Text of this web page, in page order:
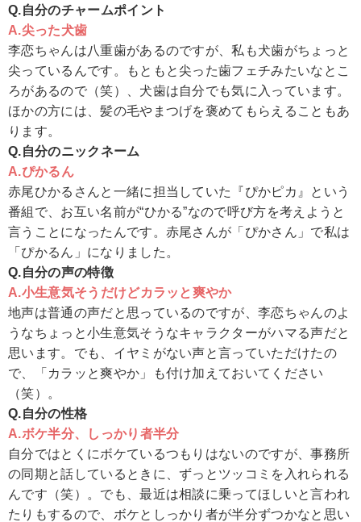
Q.自分のチャームポイント
A.尖った犬歯
李恋ちゃんは八重歯があるのですが、私も犬歯がちょっと
尖っているんです。もともと尖った歯フェチみたいなとこ
ろがあるので（笑）、犬歯は自分でも気に入っています。
ほかの方には、髪の毛やまつげを褒めてもらえることもあ
ります。
Q.自分のニックネーム
A.ぴかるん
赤尾ひかるさんと一緒に担当していた『ぴかピカ』という
番組で、お互い名前が“ひかる”なので呼び方を考えようと
言うことになったんです。赤尾さんが「ぴかさん」で私は
「ぴかるん」になりました。
Q.自分の声の特徴
A.小生意気そうだけどカラッと爽やか
地声は普通の声だと思っているのですが、李恋ちゃんのよ
うなちょっと小生意気そうなキャラクターがハマる声だと
思います。でも、イヤミがない声と言っていただけたの
で、「カラッと爽やか」も付け加えておいてください
（笑）。
Q.自分の性格
A.ボケ半分、しっかり者半分
自分ではとくにボケているつもりはないのですが、事務所
の同期と話しているときに、ずっとツッコミを入れられる
んです（笑）。でも、最近は相談に乗ってほしいと言われ
たりもするので、ボケとしっかり者が半分ずつかなと思い